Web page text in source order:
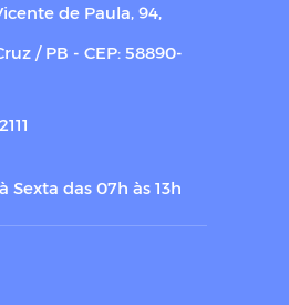
de Paula, 94,
/ PB - CEP: 58890-
Sexta das 07h às 13h